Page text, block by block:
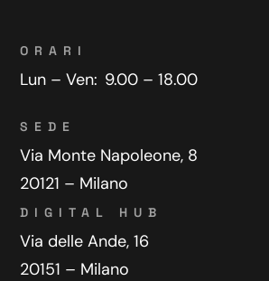
ORARI
Lun – Ven: 9.00 – 18.00
SEDE
Via Monte Napoleone, 8
20121 – Milano
DIGITAL HUB
Via delle Ande, 16
20151 – Milano